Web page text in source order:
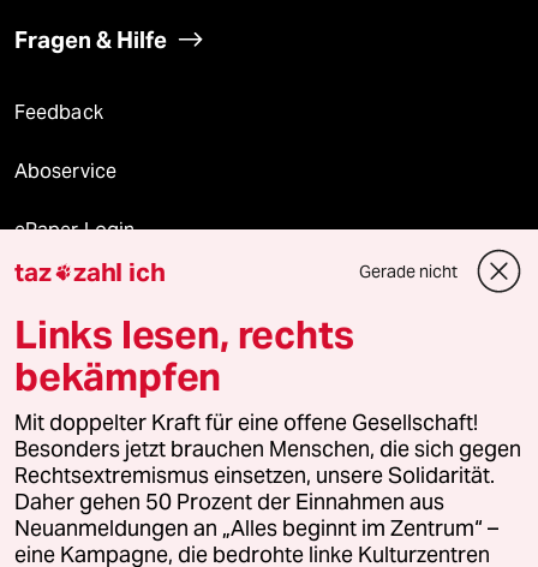
Fragen & Hilfe
Feedback
Aboservice
ePaper Login
Downloads für Abonnierende
© 2026 taz Verlags und Vertriebs GmbH
Alle Rechte vorbehalten. Bei rechtlichen Fragen oder für Genehmigungen
wenden Sie sich bitte an
lizenzen@taz.de
Feedback Redaktionsstatut Kommune-Richtlinien
taz zahl ich Gerade nicht
Links lesen, rechts
bekämpfen
Mit doppelter Kraft für eine offene Gesellschaft!
Besonders jetzt brauchen Menschen, die sich gegen
Rechtsextremismus einsetzen, unsere Solidarität.
Daher gehen 50 Prozent der Einnahmen aus
Neuanmeldungen an „Alles beginnt im Zentrum“ –
eine Kampagne, die bedrohte linke Kulturzentren